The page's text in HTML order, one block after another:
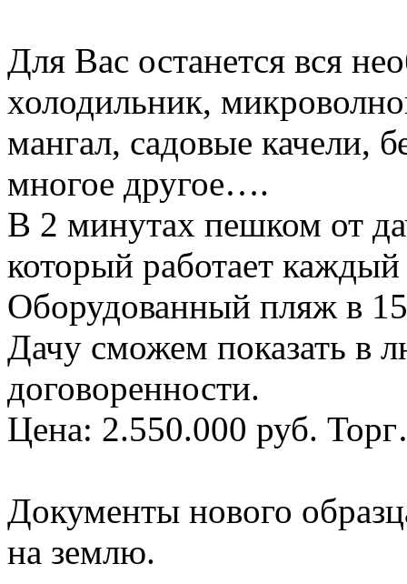
Для Вас останется вся
холодильник,
мангал, садовые качели,
многое другое….
В 2 минутах пешком от
который работает
Оборудованный пляж в
Дачу сможем показать в
договоренности.
Цена: 2.550.000 руб.
Документы нового
на землю.